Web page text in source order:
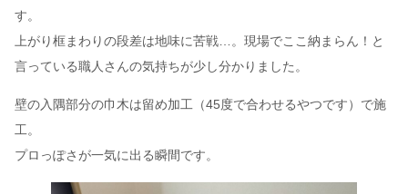
す。
上がり框まわりの段差は地味に苦戦…。現場でここ納まらん！と
言っている職人さんの気持ちが少し分かりました。
壁の入隅部分の巾木は留め加工（45度で合わせるやつです）で施
工。
プロっぽさが一気に出る瞬間です。